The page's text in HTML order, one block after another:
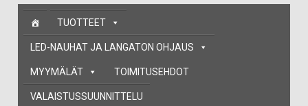
Skip
content
TUOTTEET
LED-NAUHAT JA LANGATON OHJAUS
MYYMÄLÄT TOIMITUSEHDOT
VALAISTUSSUUNNITTELU